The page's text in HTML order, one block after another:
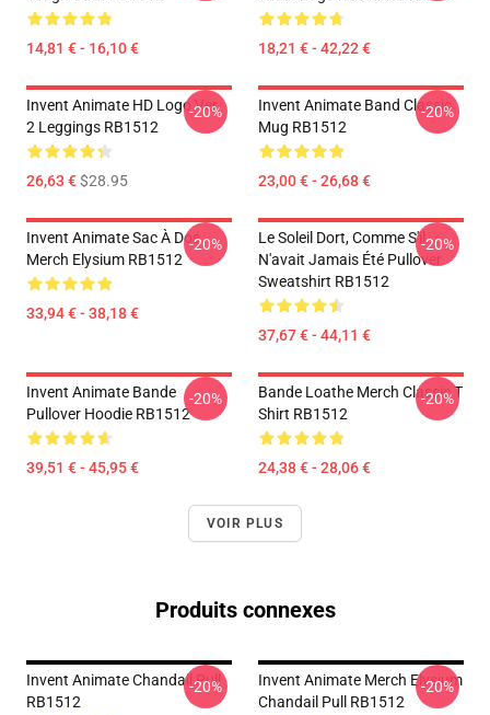
14,81 € - 16,10 € 18,21 € - 42,22 €
Invent Animate HD Logo Ver.
2 Leggings RB1512
26,63 €$28.95
-20%
Invent Animate Band Classic
Mug RB1512
23,00 € - 26,68 €
-20%
Invent Animate Sac À Dos
Merch Elysium RB1512
33,94 € - 38,18 €
-20%
Le Soleil Dort, Comme S'il
N'avait Jamais Été Pullover
Sweatshirt RB1512
37,67 € - 44,11 €
-20%
Invent Animate Bande
Pullover Hoodie RB1512
39,51 € - 45,95 €
-20%
Bande Loathe Merch Classic T
Shirt RB1512
24,38 € - 28,06 €
-20%
VOIR PLUS
Produits connexes
Invent Animate Chandail Pull
RB1512
-20%
Invent Animate Merch Elysium
Chandail Pull RB1512
-20%